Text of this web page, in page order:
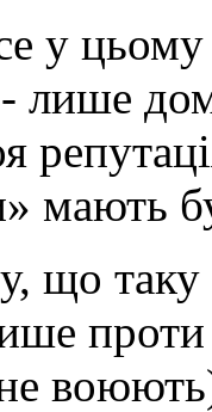
у
лише
мають
що